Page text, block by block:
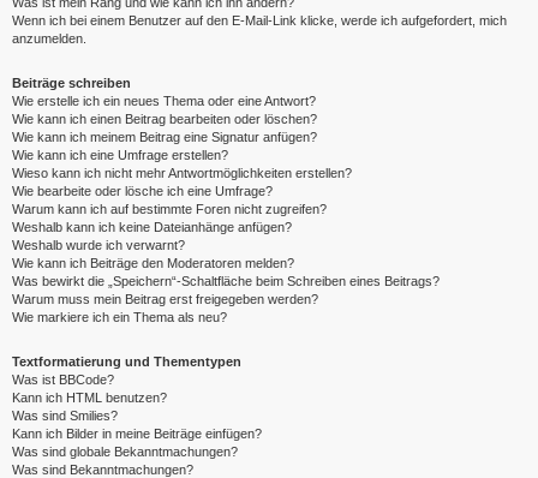
Wenn ich bei einem Benutzer auf den E-Mail-Link klicke, werde ich aufgefordert, mich
anzumelden.
Beiträge schreiben
Wie erstelle ich ein neues Thema oder eine Antwort?
Wie kann ich einen Beitrag bearbeiten oder löschen?
Wie kann ich meinem Beitrag eine Signatur anfügen?
Wie kann ich eine Umfrage erstellen?
Wieso kann ich nicht mehr Antwortmöglichkeiten erstellen?
Wie bearbeite oder lösche ich eine Umfrage?
Warum kann ich auf bestimmte Foren nicht zugreifen?
Weshalb kann ich keine Dateianhänge anfügen?
Weshalb wurde ich verwarnt?
Wie kann ich Beiträge den Moderatoren melden?
Was bewirkt die „Speichern“-Schaltfläche beim Schreiben eines Beitrags?
Warum muss mein Beitrag erst freigegeben werden?
Wie markiere ich ein Thema als neu?
Textformatierung und Thementypen
Was ist BBCode?
Kann ich HTML benutzen?
Was sind Smilies?
Kann ich Bilder in meine Beiträge einfügen?
Was sind globale Bekanntmachungen?
Was sind Bekanntmachungen?